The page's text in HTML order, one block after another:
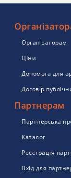
Організаторам
Ціни
Допомога для
Договір
Партнерам
Партнерська
Каталог
Реєстрація
Вхід для